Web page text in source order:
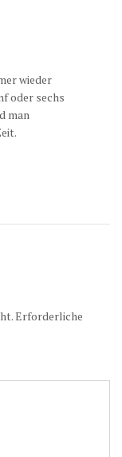
wieder
oder sechs
man
Erforderliche